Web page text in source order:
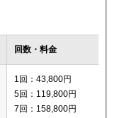
回数・料金
1回：43,800円
5回：119,800円
7回：158,800円